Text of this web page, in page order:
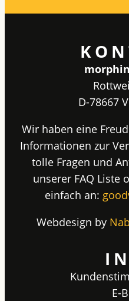
D-78667
Wir haben eine
Informationen zur
tolle Fragen und
unserer FAQ Liste
einfach an:
Webdesign by
E-